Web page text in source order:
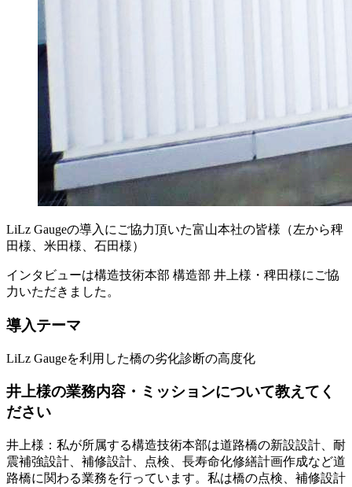
LiLz Gaugeの導入にご協力頂いた富山本社の皆様（左から稗
田様、米田様、石田様）
インタビューは構造技術本部 構造部 井上様・稗田様にご協
力いただきました。
導入テーマ
LiLz Gaugeを利用した橋の劣化診断の高度化
井上様の業務内容・ミッションについて教えてく
ださい
井上様：私が所属する構造技術本部は道路橋の新設設計、耐
震補強設計、補修設計、点検、長寿命化修繕計画作成など道
路橋に関わる業務を行っています。私は橋の点検、補修設計